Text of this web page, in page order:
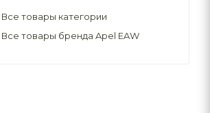
Все товары категории
Все товары бренда Apel EAW